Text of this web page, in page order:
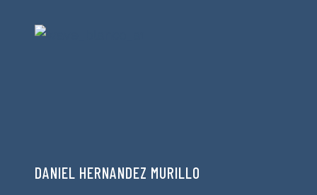
DANIEL HERNANDEZ MURILLO